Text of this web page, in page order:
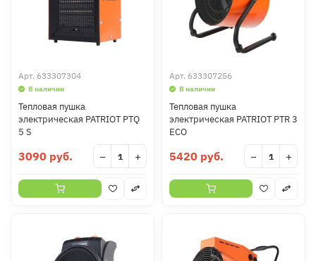
Арт. 633307304
В наличии
Тепловая пушка
электрическая PATRIOT PTQ
5 S
3090 руб. − +
Арт. 633307256
В наличии
Тепловая пушка
электрическая PATRIOT PTR 3
ECO
5420 руб. − +